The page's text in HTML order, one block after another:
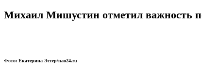
Михаил Мишустин отметил важность
Фото: Екатерина Эстер/nao24.ru